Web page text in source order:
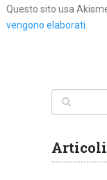
Questo sito usa
vengono elaborati.